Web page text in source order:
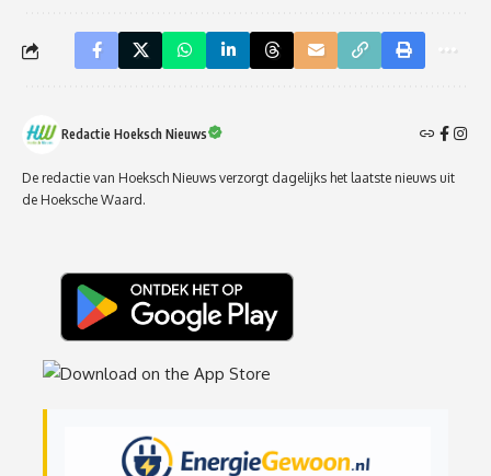
Redactie Hoeksch Nieuws
De redactie van Hoeksch Nieuws verzorgt dagelijks het laatste nieuws uit
de Hoeksche Waard.